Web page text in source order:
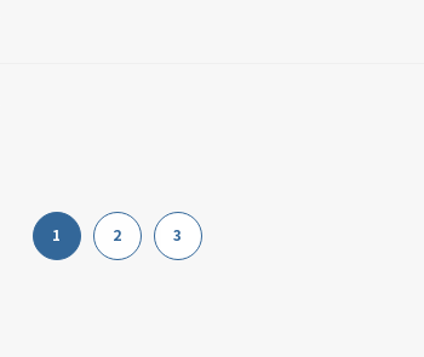
1 2 3